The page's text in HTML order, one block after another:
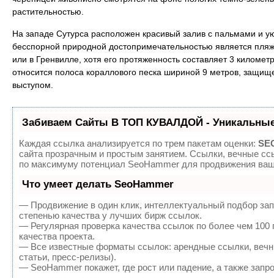
растительностью.
На западе Сутурса расположен красивый залив с пальмами
бесспорной природной достопримечательностью является
или в Гренвилле, хотя его протяженность составляет 3
относится полоса кораллового песка шириной 9 метров,
выступом.
Забиваем Сайты В ТОП КУВАЛДОЙ - Уникальные
Каждая ссылка анализируется по трем пакетам оценки:
сайта прозрачным и простым занятием. Ссылки, вечные
по максимуму потенциал SeoHammer для продвижения
Что умеет делать SeoHammer
— Продвижение в один клик, интеллектуальный подбор
степенью качества у лучших бирж ссылок.
— Регулярная проверка качества ссылок по более чем
качества проекта.
— Все известные форматы ссылок: арендные ссылки,
статьи, пресс-релизы).
— SeoHammer покажет, где рост или падение, а также